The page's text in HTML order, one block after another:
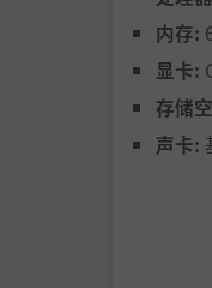
内存:
显卡:
存储
声卡: